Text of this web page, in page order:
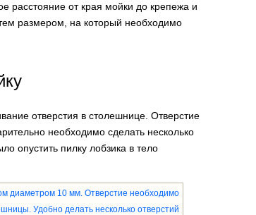
расстояние от края мойки до крепежа и
размером, на который необходимо
отверстия в столешнице. Отверстие
необходимо сделать несколько
опустить пилку лобзика в тело